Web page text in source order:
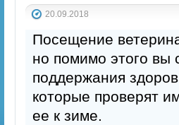
20.09.2018
Посещение
но помимо этого вы
поддержания
которые проверят
ее к зиме.